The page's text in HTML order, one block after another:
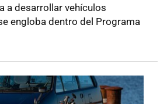
a desarrollar vehículos
engloba dentro del Programa